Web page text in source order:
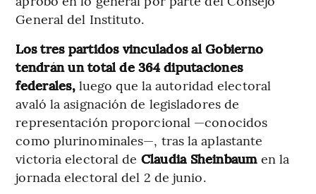
General del Instituto.
Los tres partidos vinculados al Gobierno
tendrán un total de 364 diputaciones
federales,luego que la autoridad electoral
avaló la asignación de legisladores de
representación proporcional —conocidos
como plurinominales—, tras la aplastante
victoria electoral de Claudia Sheinbaum en la
jornada electoral del 2 de junio.